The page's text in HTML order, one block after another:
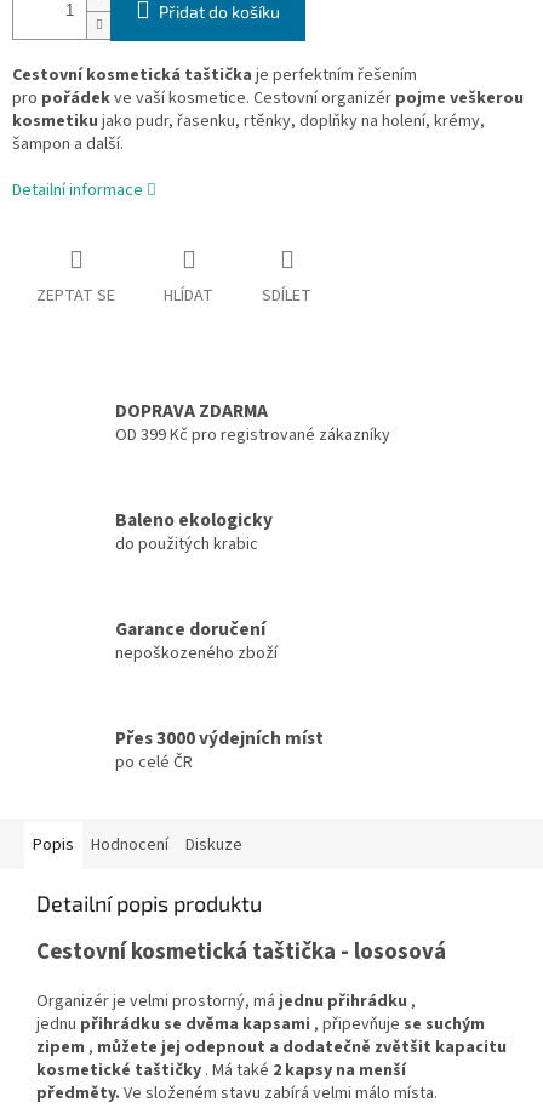
Přidat do košíku
Cestovní kosmetická taštička je perfektním řešením
pro pořádekve vaší kosmetice. Cestovní organizér pojme veškerou
kosmetiku jako pudr, řasenku, rtěnky, doplňky na holení, krémy,
šampon a další.
Detailní informace
ZEPTAT SE HLÍDAT SDÍLET
DOPRAVA ZDARMA
OD 399 Kč pro registrované zákazníky
Baleno ekologicky
do použitých krabic
Garance doručení
nepoškozeného zboží
Přes 3000 výdejních míst
po celé ČR
Popis Hodnocení Diskuze
Detailní popis produktu
Cestovní kosmetická taštička - lososová
Organizér je velmi prostorný, májednu přihrádku ,
jednu přihrádku se dvěma kapsami , připevňuje se suchým
zipem , můžete jej odepnout a dodatečně zvětšit kapacitu
kosmetické taštičky . Má také 2 kapsy na menší
předměty. Ve složeném stavu zabírá velmi málo místa.